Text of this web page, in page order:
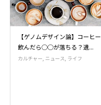
【ゲノムデザイン論】コーヒー
飲んだら◯◯が落ちる？遺...
カルチャー ニュース ライフ